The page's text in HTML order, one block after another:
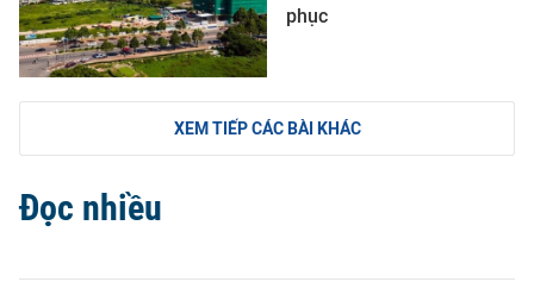
phục
XEM TIẾP CÁC BÀI KHÁC
Đọc nhiều